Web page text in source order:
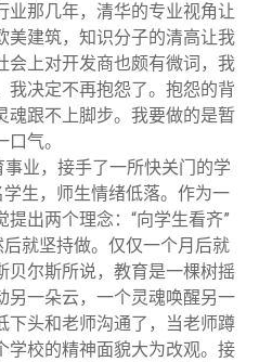
业那几年，清华的专业视角让
美建筑，知识分子的清高让我
会上对开发商也颇有微词，我
我决定不再抱怨了。抱怨的背
魂跟不上脚步。我要做的是暂
气。
业，接手了一所快关门的学
生，师生情绪低落。作为一
出两个理念：“向学生看齐”
后就坚持做。仅仅一个月后就
贝尔斯所说，教育是一棵树摇
另一朵云，一个灵魂唤醒另一
下头和老师沟通了，当老师蹲
学校的精神面貌大为改观。接